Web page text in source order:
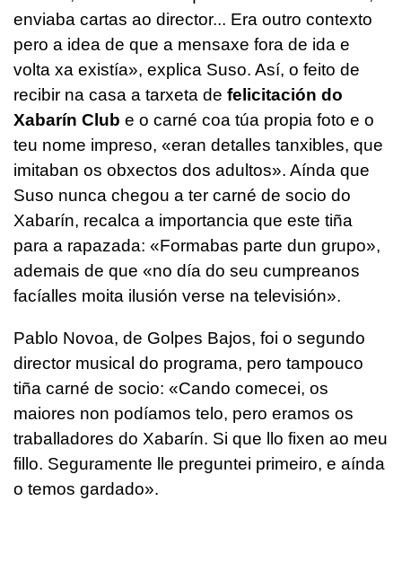
enviaba cartas ao director... Era outro contexto
pero a idea de que a mensaxe fora de ida e
volta xa existía», explica Suso. Así, o feito de
recibir na casa a tarxeta de felicitación do
Xabarín Club e o carné coa túa propia foto e o
teu nome impreso, «eran detalles tanxibles, que
imitaban os obxectos dos adultos». Aínda que
Suso nunca chegou a ter carné de socio do
Xabarín, recalca a importancia que este tiña
para a rapazada: «Formabas parte dun grupo»,
ademais de que «no día do seu cumpreanos
facíalles moita ilusión verse na televisión».
Pablo Novoa, de Golpes Bajos, foi o segundo
director musical do programa, pero tampouco
tiña carné de socio: «Cando comecei, os
maiores non podíamos telo, pero eramos os
traballadores do Xabarín. Si que llo fixen ao meu
fillo. Seguramente lle preguntei primeiro, e aínda
o temos gardado».